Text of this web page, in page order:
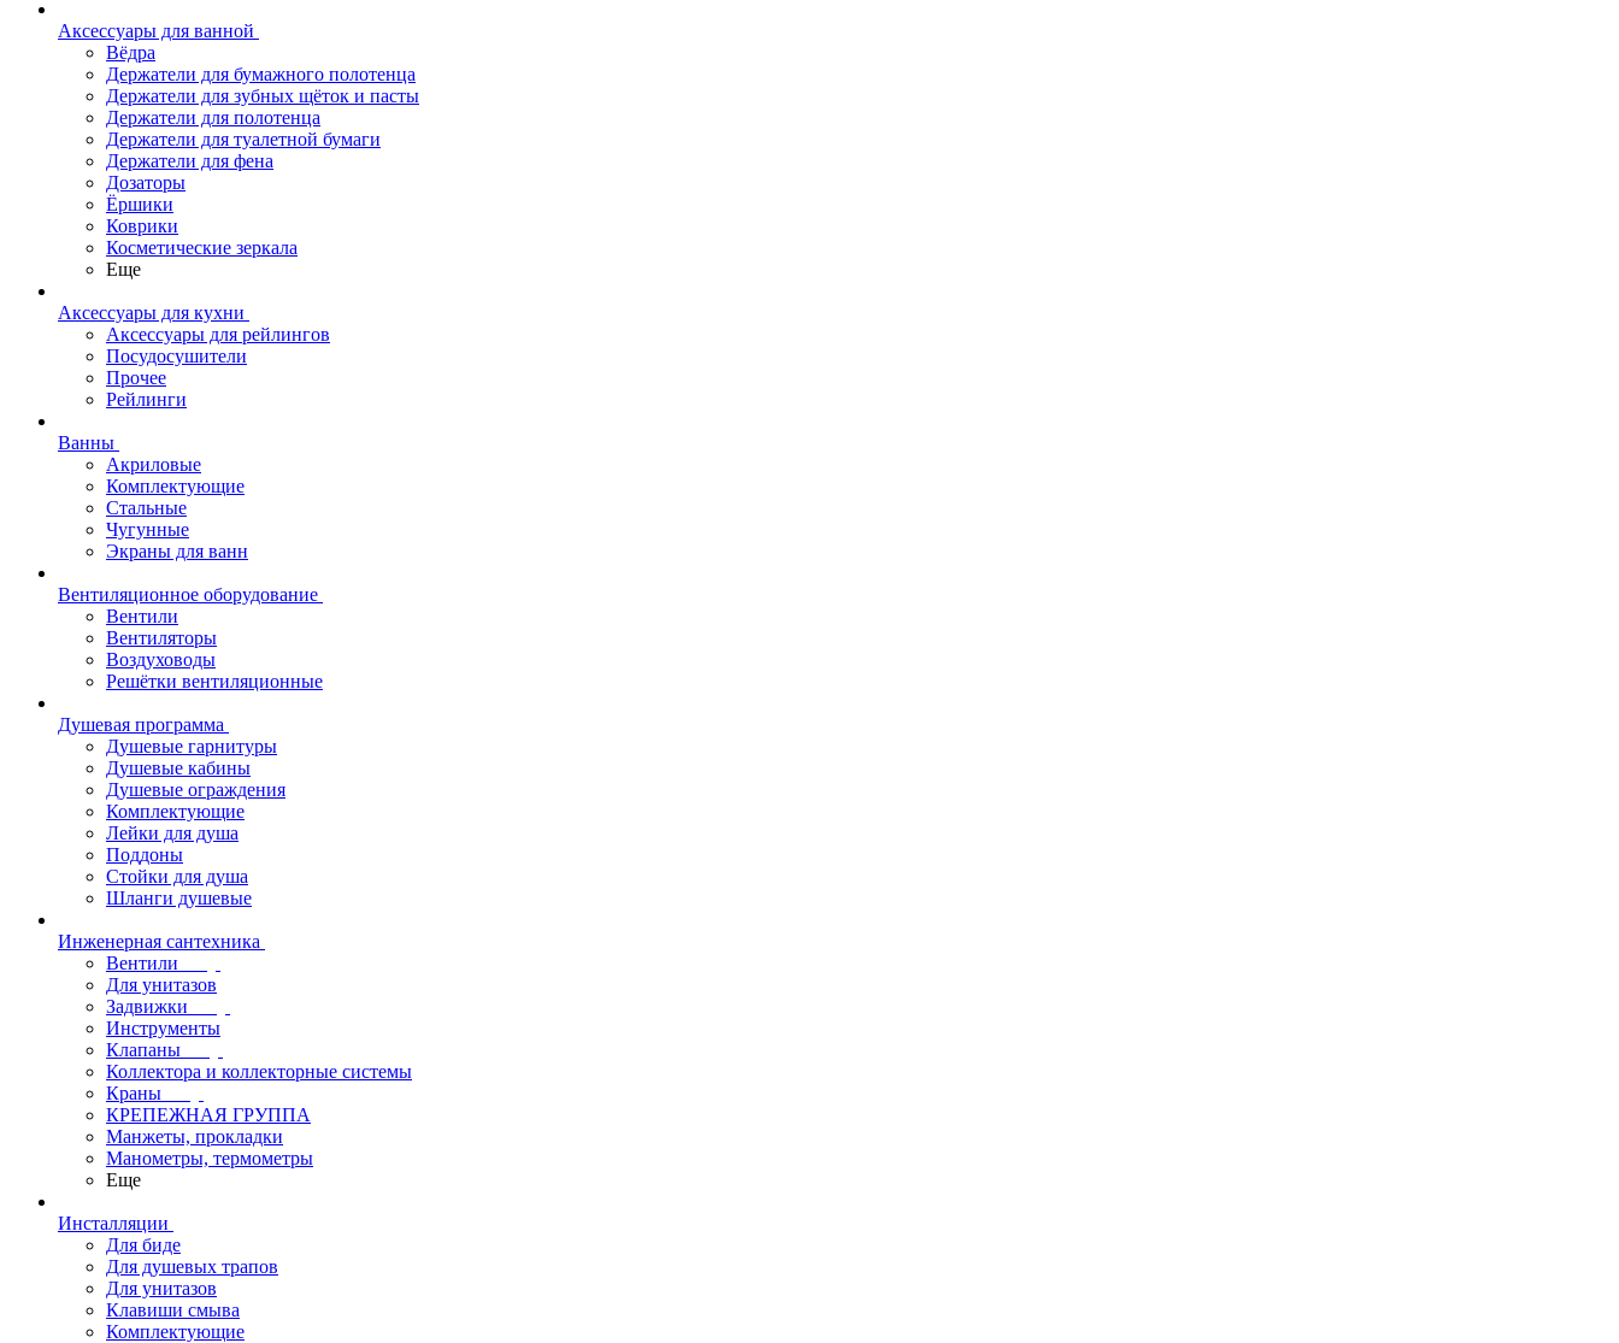
Аксессуары для ванной
Вёдра
Держатели для бумажного полотенца
Держатели для зубных щёток и пасты
Держатели для полотенца
Держатели для туалетной бумаги
Держатели для фена
Дозаторы
Ёршики
Коврики
Косметические зеркала
Еще
Аксессуары для кухни
Аксессуары для рейлингов
Посудосушители
Прочее
Рейлинги
Ванны
Акриловые
Комплектующие
Стальные
Чугунные
Экраны для ванн
Вентиляционное оборудование
Вентили
Вентиляторы
Воздуховоды
Решётки вентиляционные
Душевая программа
Душевые гарнитуры
Душевые кабины
Душевые ограждения
Комплектующие
Лейки для душа
Поддоны
Стойки для душа
Шланги душевые
Инженерная сантехника
Вентили
Для унитазов
Задвижки
Инструменты
Клапаны
Коллектора и коллекторные системы
Краны
КРЕПЕЖНАЯ ГРУППА
Манжеты, прокладки
Манометры, термометры
Еще
Инсталляции
Для биде
Для душевых трапов
Для унитазов
Клавиши смыва
Комплектующие